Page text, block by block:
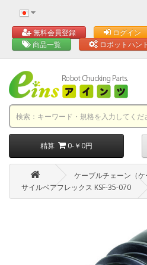
無料会員登録 ログイン
商品一覧
ロボットハン
精算 0-￥0円
ケーブルチェーン（ケ
サイルベアフレックス KSF-35-070